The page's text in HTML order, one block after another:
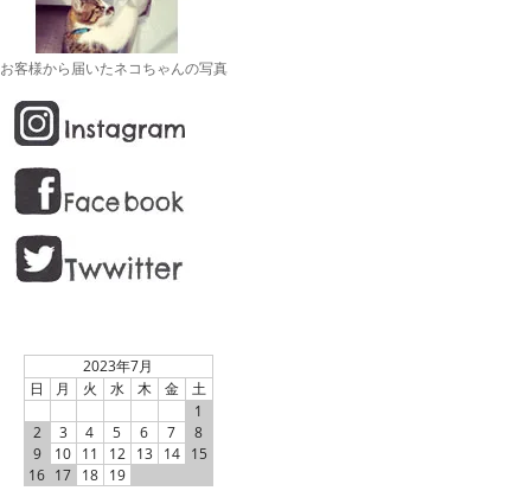
お客様から届いたネコちゃんの写真
2023年7月
日
月 火 水 木 金
土
1
2
3 4 5 6 7
8
9
10 11 12 13 14 15
16 17 18 19